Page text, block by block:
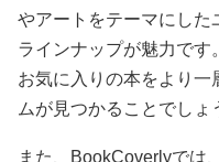
やアートをテーマにした
ラインナップが魅力です。
お気に入りの本をより一
ムが見つかることでしょ
また、BookCoverlyでは